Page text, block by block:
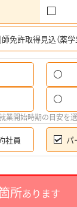
免許取得見込（薬学
業開始時期の目安を
社員 パ
所あります